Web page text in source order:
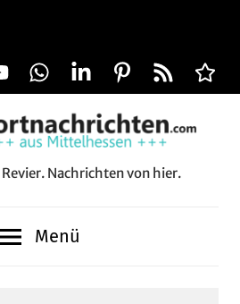
WhatsAppLinkedInPinterest
RSS-
Feed
Alle
Nachrichten von hier.
Menü